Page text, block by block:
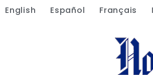
English Español Français